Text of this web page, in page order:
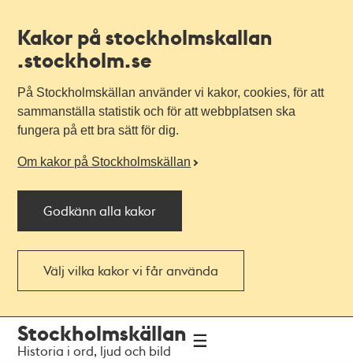
Kakor på stockholmskallan
.stockholm.se
På Stockholmskällan använder vi kakor, cookies, för att
sammanställa statistik och för att webbplatsen ska
fungera på ett bra sätt för dig.
Om kakor på Stockholmskällan
Godkänn alla kakor
Välj vilka kakor vi får använda
navigationen
huvudinnehållet
Stockholmskällan
Historia i ord, ljud och bild